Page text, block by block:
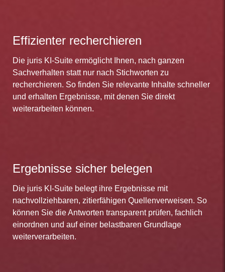
Effizienter recherchieren
Die juris KI-Suite ermöglicht Ihnen, nach ganzen
Sachverhalten statt nur nach Stichworten zu
recherchieren. So finden Sie relevante Inhalte schneller
und erhalten Ergebnisse, mit denen Sie direkt
weiterarbeiten können.
Ergebnisse sicher belegen
Die juris KI-Suite belegt ihre Ergebnisse mit
nachvollziehbaren, zitierfähigen Quellenverweisen. So
können Sie die Antworten transparent prüfen, fachlich
einordnen und auf einer belastbaren Grundlage
weiterverarbeiten.